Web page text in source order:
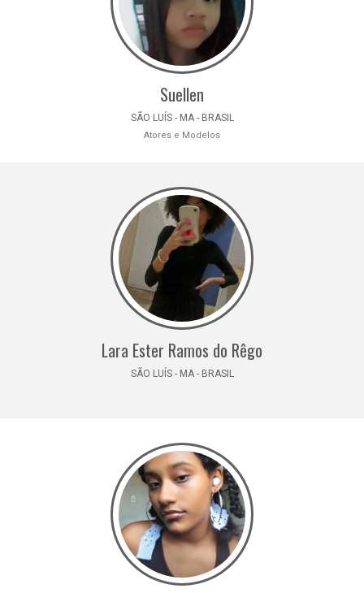
Suellen
SÃO LUÍS - MA - BRASIL
Atores e Modelos
Lara Ester Ramos do Rêgo
SÃO LUÍS - MA - BRASIL